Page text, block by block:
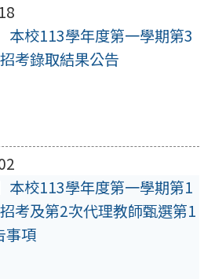
本校113學年度第一學期第3
考錄取結果公告
本校113學年度第一學期第1
考及第2次代理教師甄選第1
事項